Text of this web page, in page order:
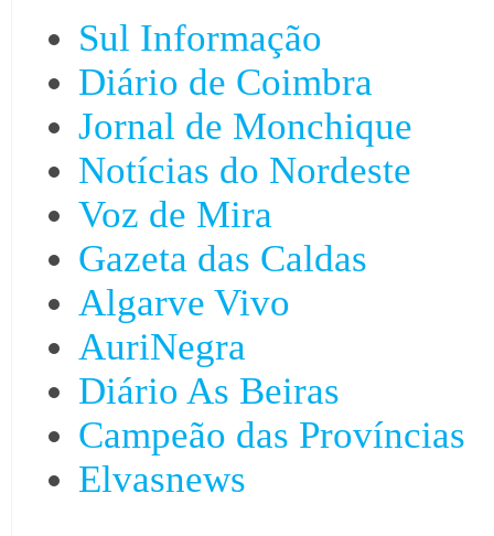
Sul Informação
Diário de Coimbra
Jornal de Monchique
Notícias do Nordeste
Voz de Mira
Gazeta das Caldas
Algarve Vivo
AuriNegra
Diário As Beiras
Campeão das Províncias
Elvasnews